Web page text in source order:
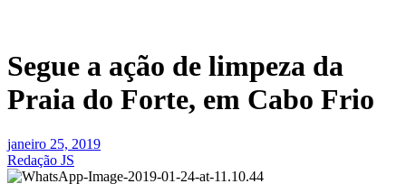
Segue a ação de limpeza da
Praia do Forte, em Cabo Frio
janeiro 25, 2019
Redação JS